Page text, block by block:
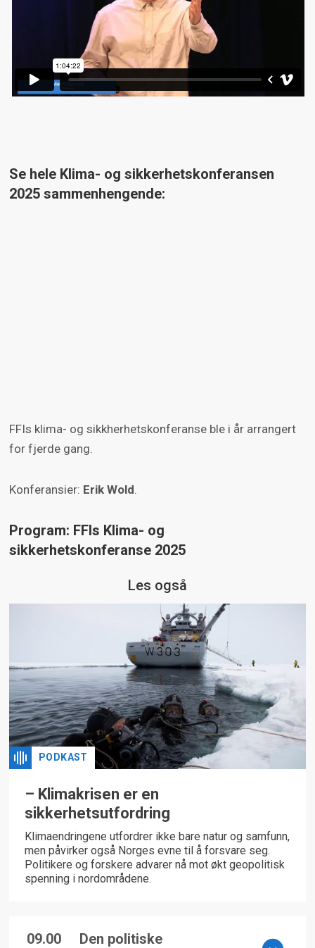
Se hele Klima- og sikkerhetskonferansen
2025 sammenhengende:
FFIs klima- og sikkherhetskonferanse ble i år arrangert
for fjerde gang.
Konferansier: Erik Wold.
Program: FFIs Klima- og
sikkerhetskonferanse 2025
Les også
PODKAST
– Klimakrisen er en
sikkerhetsutfordring
Klimaendringene utfordrer ikke bare natur og samfunn,
men påvirker også Norges evne til å forsvare seg.
Politikere og forskere advarer nå mot økt geopolitisk
spenning i nordområdene.
09.00
Den politiske